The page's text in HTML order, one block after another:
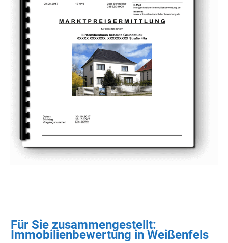
Für Sie zusammengestellt :
Immobilienbewertung in Weißenfels